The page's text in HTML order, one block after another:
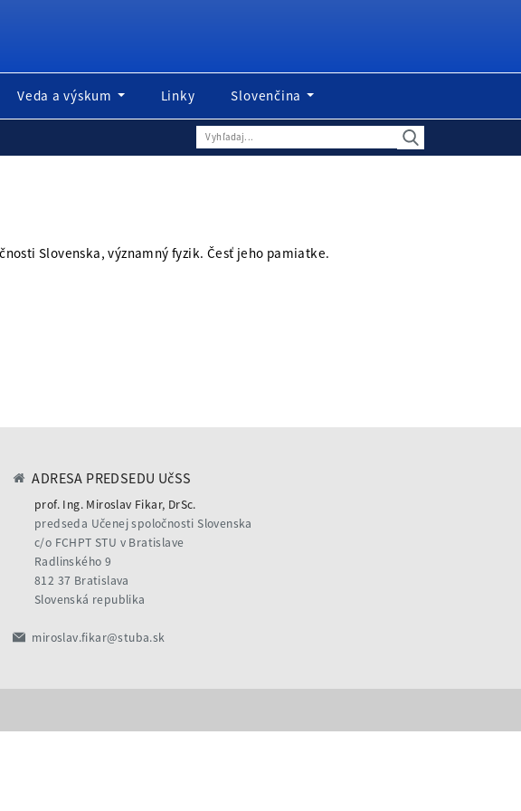
Veda a výskum Linky Slovenčina
Slovenska, významný fyzik. Česť jeho pamiatke.
ADRESA PREDSEDU UčSS
prof. Ing. Miroslav Fikar, DrSc.
predseda Učenej spoločnosti Slovenska
c/o FCHPT STU v Bratislave
Radlinského 9
812 37 Bratislava
Slovenská republika
miroslav.fikar@stuba.sk